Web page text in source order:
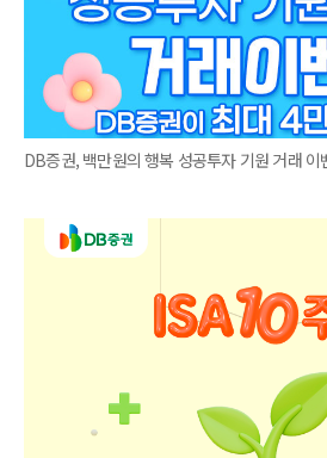
DB증권, 백만원의 행복 성공투자 기원 거래 이